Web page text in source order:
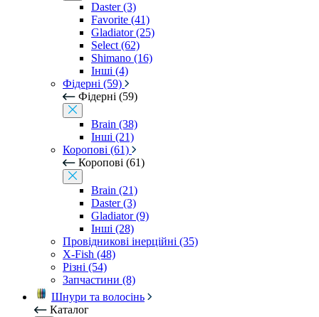
Daster (3)
Favorite (41)
Gladiator (25)
Select (62)
Shimano (16)
Інші (4)
Фідерні (59)
Фідерні (59)
Brain (38)
Інші (21)
Коропові (61)
Коропові (61)
Brain (21)
Daster (3)
Gladiator (9)
Інші (28)
Провідникові інерційні (35)
X-Fish (48)
Різні (54)
Запчастини (8)
Шнури та волосінь
Каталог